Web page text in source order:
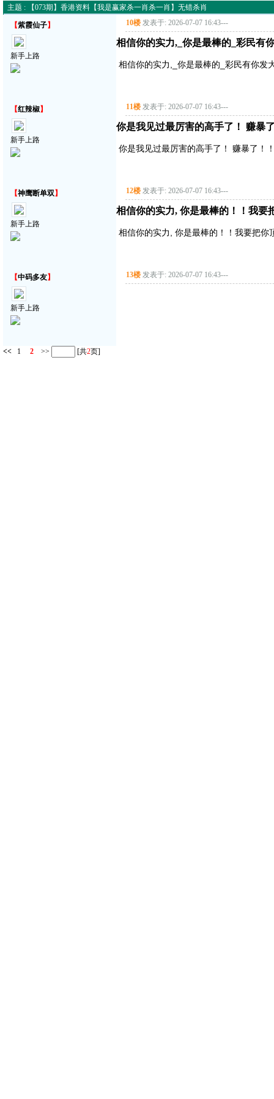
主题 : 【073期】香港资料【我是赢家杀一肖杀一肖】无错杀肖
【紫霞仙子】
新手上路
10楼 发表于: 2026-07-07 16:43---
相信你的实力,_你是最棒的_彩民有
相信你的实力,_你是最棒的_彩民有你发
【红辣椒】
新手上路
11楼 发表于: 2026-07-07 16:43---
你是我见过最厉害的高手了！ 赚暴
你是我见过最厉害的高手了！ 赚暴了！
【神鹰断单双】
新手上路
12楼 发表于: 2026-07-07 16:43---
相信你的实力, 你是最棒的！！我要
相信你的实力, 你是最棒的！！我要把你
【中码多友】
新手上路
13楼 发表于: 2026-07-07 16:43---
<< 1 2 >> [共2页]